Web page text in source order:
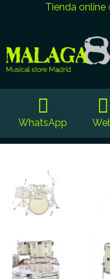
Tienda online
WhatsApp